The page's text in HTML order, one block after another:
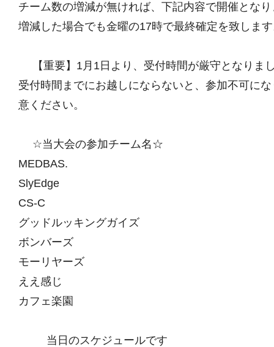
チーム数の増減が無ければ、下記内容で開催とな
増減した場合でも金曜の17時で最終確定を致しま
【重要】1月1日より、受付時間が厳守となり
受付時間までにお越しにならないと、参加不可に
意ください。
☆当大会の参加チーム名☆
MEDBAS.
SlyEdge
CS-C
グッドルッキングガイズ
ボンバーズ
モーリヤーズ
ええ感じ
カフェ楽園
当日のスケジュールです